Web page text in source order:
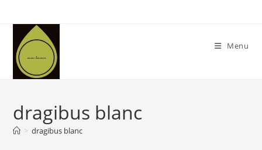
content
Menu
dragibus blanc
> dragibus blanc